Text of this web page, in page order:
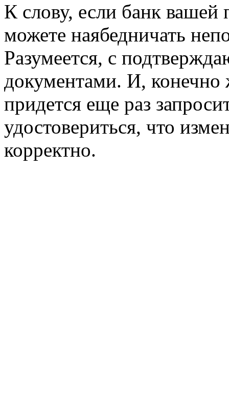
К слову, если банк вашей
можете наябедничать
Разумеется, с
документами. И, конечно
придется еще раз
удостовериться, что
корректно.